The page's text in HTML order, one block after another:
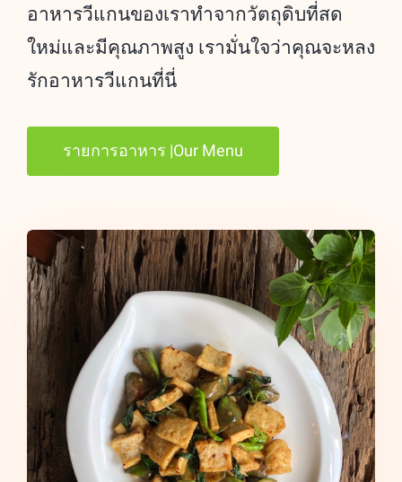
อาหารวีแกนของเราทำจากวัตถุดิบที่สด
ใหม่และมีคุณภาพสูง เรามั่นใจว่าคุณจะหลง
รักอาหารวีแกนที่นี่
รายการอาหาร |Our Menu